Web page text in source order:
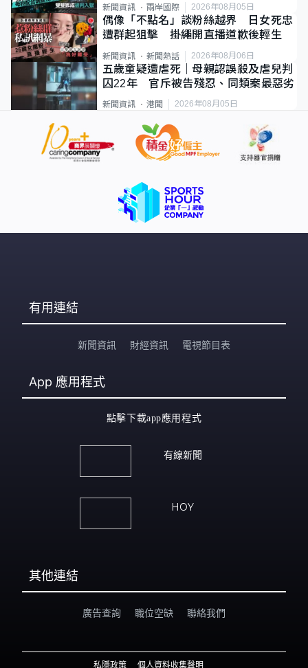
新聞資訊 兩岸國際 2026年08月05日
偶像「不點名」談粉絲越界 日女死忠
遭群起狙擊 掛繩開直播道歉後輕生
新聞資訊 新聞熱話 2026年08月06日
五歲童疑遭虐死｜母親認誤殺及虐兒判
囚22年 官斥被告殘忍、同類案最惡劣
新聞資訊 港聞 2026年08月05日
有用連結
新聞資訊 財經資訊 電視節目表
App 應用程式
點擊下載app應用程式
有線新聞
HOY
其他連結
廣告查詢 職位空缺 聯絡我們
私隱政策 個人資料收集聲明